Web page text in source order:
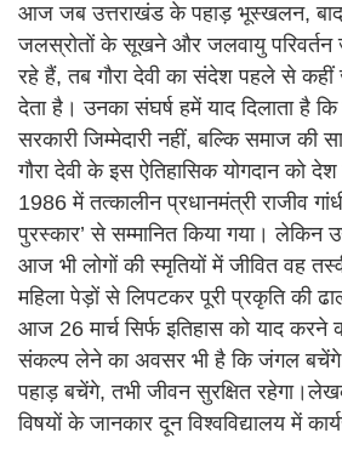
आज जब उत्तराखंड के पहाड़ भूस्खलन,
जलस्रोतों के सूखने और जलवायु परिवर्तन
रहे हैं, तब गौरा देवी का संदेश पहले से कहीं
देता है। उनका संघर्ष हमें याद दिलाता है
सरकारी जिम्मेदारी नहीं, बल्कि समाज की
गौरा देवी के इस ऐतिहासिक योगदान को
1986 में तत्कालीन प्रधानमंत्री राजीव गांधी
पुरस्कार’ से सम्मानित किया गया। लेकिन
आज भी लोगों की स्मृतियों में जीवित वह
महिला पेड़ों से लिपटकर पूरी प्रकृति की
आज 26 मार्च सिर्फ इतिहास को याद करने
संकल्प लेने का अवसर भी है कि जंगल
पहाड़ बचेंगे, तभी जीवन सुरक्षित
विषयों के जानकार दून विश्वविद्यालय में